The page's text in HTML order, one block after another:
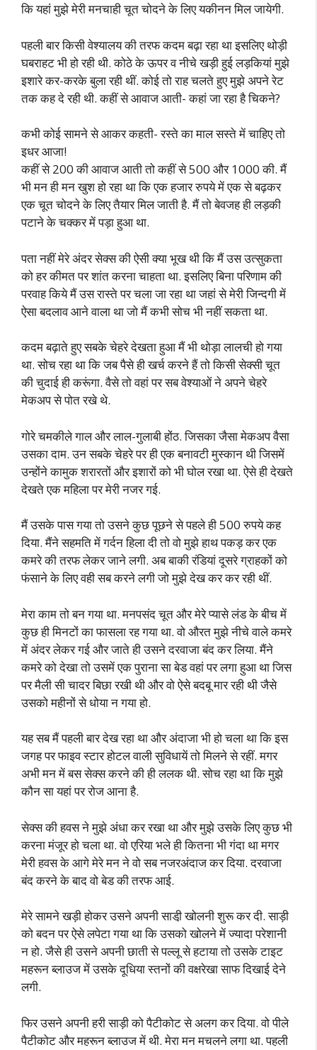
कि यहां मुझे मेरी मनचाही चूत चोदने के लिए यकीनन मिल जायेगी.
पहली बार किसी वेश्यालय की तरफ कदम बढ़ा रहा था इसलिए थोड़ी
घबराहट भी हो रही थी. कोठे के ऊपर व नीचे खड़ी हुई लड़कियां मुझे
इशारे कर-करके बुला रही थीं. कोई तो राह चलते हुए मुझे अपने रेट
तक कह दे रही थी. कहीं से आवाज आती- कहां जा रहा है चिकने?
कभी कोई सामने से आकर कहती- रस्ते का माल सस्ते में चाहिए तो
इधर आजा!
कहीं से 200 की आवाज आती तो कहीं से 500 और 1000 की. मैं
भी मन ही मन खुश हो रहा था कि एक हजार रुपये में एक से बढ़कर
एक चूत चोदने के लिए तैयार मिल जाती है. मैं तो बेवजह ही लड़की
पटाने के चक्कर में पड़ा हुआ था.
पता नहीं मेरे अंदर सेक्स की ऐसी क्या भूख थी कि मैं उस उत्सुकता
को हर कीमत पर शांत करना चाहता था. इसलिए बिना परिणाम की
परवाह किये मैं उस रास्ते पर चला जा रहा था जहां से मेरी जिन्दगी में
ऐसा बदलाव आने वाला था जो मैं कभी सोच भी नहीं सकता था.
कदम बढ़ाते हुए सबके चेहरे देखता हुआ मैं भी थोड़ा लालची हो गया
था. सोच रहा था कि जब पैसे ही खर्च करने हैं तो किसी सेक्सी चूत
की चुदाई ही करूंगा. वैसे तो वहां पर सब वेश्याओं ने अपने चेहरे
मेकअप से पोत रखे थे.
गोरे चमकीले गाल और लाल-गुलाबी होंठ. जिसका जैसा मेकअप वैसा
उसका दाम. उन सबके चेहरे पर ही एक बनावटी मुस्कान थी जिसमें
उन्होंने कामुक शरारतों और इशारों को भी घोल रखा था. ऐसे ही देखते
देखते एक महिला पर मेरी नजर गई.
मैं उसके पास गया तो उसने कुछ पूछने से पहले ही 500 रुपये कह
दिया. मैंने सहमति में गर्दन हिला दी तो वो मुझे हाथ पकड़ कर एक
कमरे की तरफ लेकर जाने लगी. अब बाकी रंडियां दूसरे ग्राहकों को
फंसाने के लिए वही सब करने लगी जो मुझे देख कर कर रही थीं.
मेरा काम तो बन गया था. मनपसंद चूत और मेरे प्यासे लंड के बीच में
कुछ ही मिनटों का फासला रह गया था. वो औरत मुझे नीचे वाले कमरे
में अंदर लेकर गई और जाते ही उसने दरवाजा बंद कर लिया. मैंने
कमरे को देखा तो उसमें एक पुराना सा बेड वहां पर लगा हुआ था जिस
पर मैली सी चादर बिछा रखी थी और वो ऐसे बदबू मार रही थी जैसे
उसको महीनों से धोया न गया हो.
यह सब मैं पहली बार देख रहा था और अंदाजा भी हो चला था कि इस
जगह पर फाइव स्टार होटल वाली सुविधायें तो मिलने से रहीं. मगर
अभी मन में बस सेक्स करने की ही ललक थी. सोच रहा था कि मुझे
कौन सा यहां पर रोज आना है.
सेक्स की हवस ने मुझे अंधा कर रखा था और मुझे उसके लिए कुछ भी
करना मंजूर हो चला था. वो एरिया भले ही कितना भी गंदा था मगर
मेरी हवस के आगे मेरे मन ने वो सब नजरअंदाज कर दिया. दरवाजा
बंद करने के बाद वो बेड की तरफ आई.
मेरे सामने खड़ी होकर उसने अपनी साडी़ खोलनी शुरू कर दी. साड़ी
को बदन पर ऐसे लपेटा गया था कि उसको खोलने में ज्यादा परेशानी
न हो. जैसे ही उसने अपनी छाती से पल्लू से हटाया तो उसके टाइट
महरून ब्लाउज में उसके दूधिया स्तनों की वक्षरेखा साफ दिखाई देने
लगी.
फिर उसने अपनी हरी साड़ी को पैटीकोट से अलग कर दिया. वो पीले
पैटीकोट और महरून ब्लाउज में थी. मेरा मन मचलने लगा था. पहली